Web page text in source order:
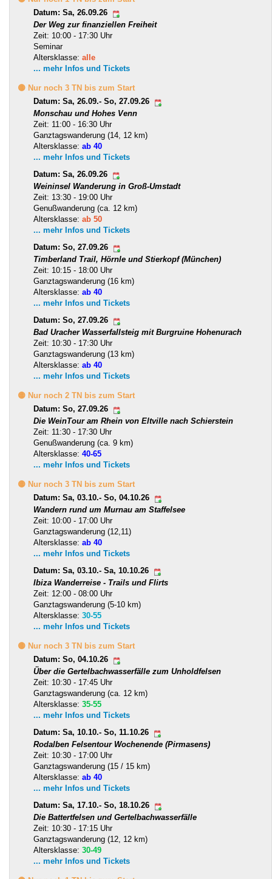
Datum: Sa, 26.09.26
Der Weg zur finanziellen Freiheit
Zeit: 10:00 - 17:30 Uhr
Seminar
Altersklasse: alle
... mehr Infos und Tickets
🟡 Nur noch 3 TN bis zum Start
Datum: Sa, 26.09.- So, 27.09.26
Monschau und Hohes Venn
Zeit: 11:00 - 16:30 Uhr
Ganztagswanderung (14, 12 km)
Altersklasse: ab 40
... mehr Infos und Tickets
Datum: Sa, 26.09.26
Weininsel Wanderung in Groß-Umstadt
Zeit: 13:30 - 19:00 Uhr
Genußwanderung (ca. 12 km)
Altersklasse: ab 50
... mehr Infos und Tickets
Datum: So, 27.09.26
Timberland Trail, Hörnle und Stierkopf (München)
Zeit: 10:15 - 18:00 Uhr
Ganztagswanderung (16 km)
Altersklasse: ab 40
... mehr Infos und Tickets
Datum: So, 27.09.26
Bad Uracher Wasserfallsteig mit Burgruine Hohenurach
Zeit: 10:30 - 17:30 Uhr
Ganztagswanderung (13 km)
Altersklasse: ab 40
... mehr Infos und Tickets
🟡 Nur noch 2 TN bis zum Start
Datum: So, 27.09.26
Die WeinTour am Rhein von Eltville nach Schierstein
Zeit: 11:30 - 17:30 Uhr
Genußwanderung (ca. 9 km)
Altersklasse: 40-65
... mehr Infos und Tickets
🟡 Nur noch 3 TN bis zum Start
Datum: Sa, 03.10.- So, 04.10.26
Wandern rund um Murnau am Staffelsee
Zeit: 10:00 - 17:00 Uhr
Ganztagswanderung (12,11)
Altersklasse: ab 40
... mehr Infos und Tickets
Datum: Sa, 03.10.- Sa, 10.10.26
Ibiza Wanderreise - Trails und Flirts
Zeit: 12:00 - 08:00 Uhr
Ganztagswanderung (5-10 km)
Altersklasse: 30-55
... mehr Infos und Tickets
🟡 Nur noch 3 TN bis zum Start
Datum: So, 04.10.26
Über die Gertelbachwasserfälle zum Unholdfelsen
Zeit: 10:30 - 17:45 Uhr
Ganztagswanderung (ca. 12 km)
Altersklasse: 35-55
... mehr Infos und Tickets
Datum: Sa, 10.10.- So, 11.10.26
Rodalben Felsentour Wochenende (Pirmasens)
Zeit: 10:30 - 17:00 Uhr
Ganztagswanderung (15 / 15 km)
Altersklasse: ab 40
... mehr Infos und Tickets
Datum: Sa, 17.10.- So, 18.10.26
Die Battertfelsen und Gertelbachwasserfälle
Zeit: 10:30 - 17:15 Uhr
Ganztagswanderung (12, 12 km)
Altersklasse: 30-49
... mehr Infos und Tickets